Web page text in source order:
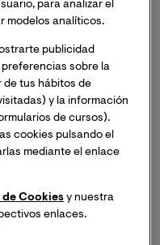
a la comunidad
en general. Implica
uno o varios
verbal o psicológica
mental y su
escolar en los
creciente
fronteras realizado
para analizar el
modelos analíticos.
publicidad
sobre la
de tus hábitos de
y la información
de cursos).
cookies pulsando el
mediante el enlace
de Cookies y nuestra
enlaces.